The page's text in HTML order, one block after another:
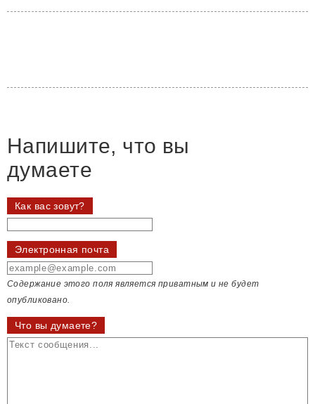
Напишите, что вы
думаете
Как вас зовут?
Электронная почта
Содержание этого поля является приватным и не будет
опубликовано.
Что вы думаете?